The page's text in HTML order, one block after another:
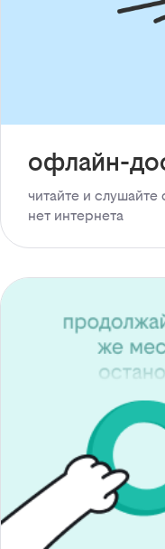
офлайн-
читайте и
нет интернета